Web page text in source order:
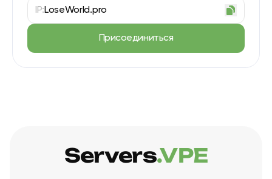
IP:LoseWorld.pro
Присоединиться
Servers.VPE